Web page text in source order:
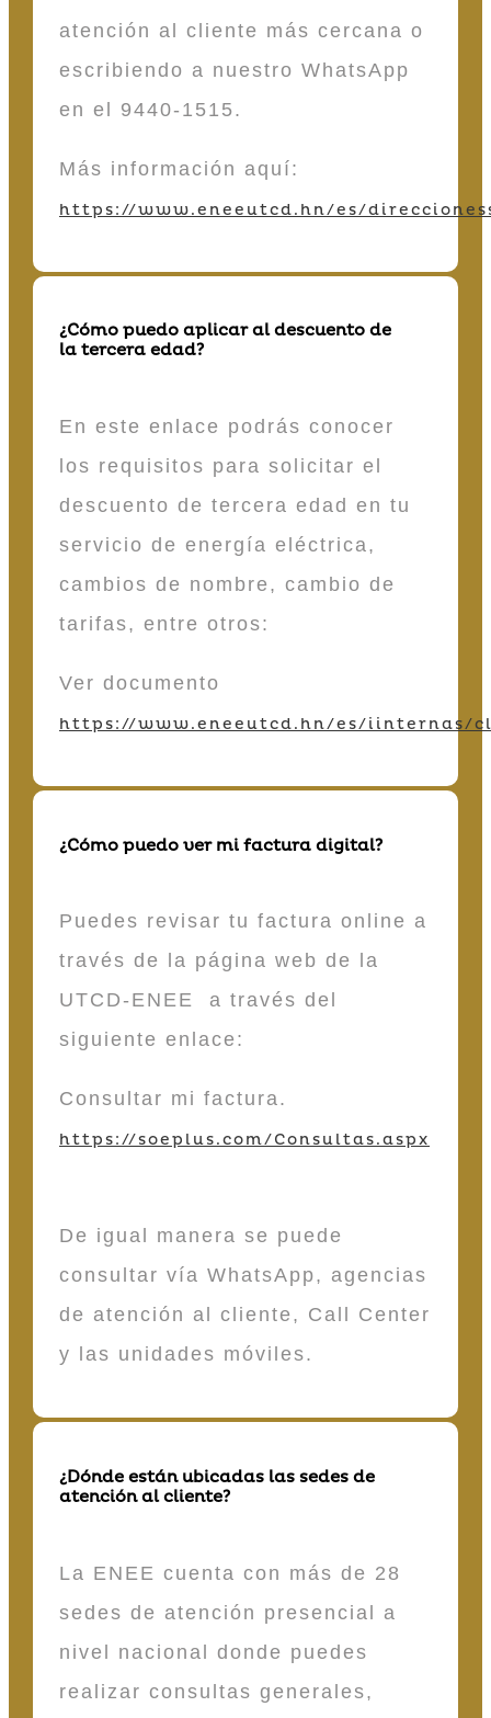
atención al cliente más cercana o
escribiendo a nuestro WhatsApp
en el 9440-1515.
Más información aquí:
https://www.eneeutcd.hn/es/
¿Cómo puedo aplicar al descuento de
la tercera edad?
En este enlace podrás conocer
los requisitos para solicitar el
descuento de tercera edad en tu
servicio de energía eléctrica,
cambios de nombre, cambio de
tarifas, entre otros:
Ver documento
https://www.eneeutcd.hn/es/iinternas/
¿Cómo puedo ver mi factura digital?
Puedes revisar tu factura online a
través de la página web de la
UTCD-ENEE a través del
siguiente enlace:
Consultar mi factura.
https://soeplus.com/Consultas.aspx
De igual manera se puede
consultar vía WhatsApp, agencias
de atención al cliente, Call Center
y las unidades móviles.
¿Dónde están ubicadas las sedes de
atención al cliente?
La ENEE cuenta con más de 28
sedes de atención presencial a
nivel nacional donde puedes
realizar consultas generales,